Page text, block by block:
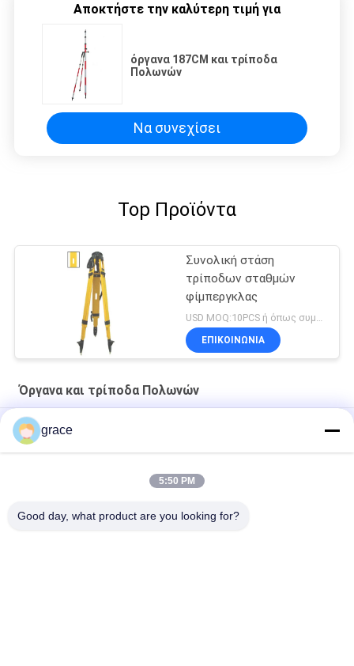
Αποκτήστε την καλύτερη τιμή για
όργανα 187CM και τρίποδα
Πολωνών
Να συνεχίσει
Top Προϊόντα
Συνολική στάση
τρίποδων σταθμών
φίμπεργκλας
USD MOQ:10PCS ή όπως συμφωνείται
ΕΠΙΚΟΙΝΩΝΊΑ
Όργανα και τρίποδα Πολωνών
Όργανα αργιλίου GA-3S 89CM και τρίποδα Πολωνών
ΑΥΤΟΜΑΤΑ όργανα ΕΠΙΠΕΔΩΝ M2N και τρίποδα Πολωνών
Στρογγυλή ποδιών στάση τρίποδων σταθμών αργιλίου M1N
grace
5:50 PM
Good day, what product are you looking for?